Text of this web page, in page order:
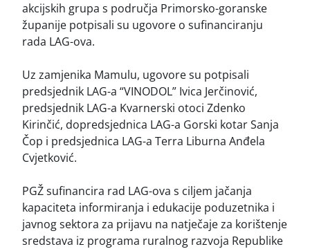
akcijskih grupa s područja Primorsko-goranske
županije potpisali su ugovore o sufinanciranju
rada LAG-ova.
Uz zamjenika Mamulu, ugovore su potpisali
predsjednik LAG-a “VINODOL” Ivica Jerčinović,
predsjednik LAG-a Kvarnerski otoci Zdenko
Kirinčić, dopredsjednica LAG-a Gorski kotar Sanja
Čop i predsjednica LAG-a Terra Liburna Anđela
Cvjetković.
PGŽ sufinancira rad LAG-ova s ciljem jačanja
kapaciteta informiranja i edukacije poduzetnika i
javnog sektora za prijavu na natječaje za korištenje
sredstava iz programa ruralnog razvoja Republike